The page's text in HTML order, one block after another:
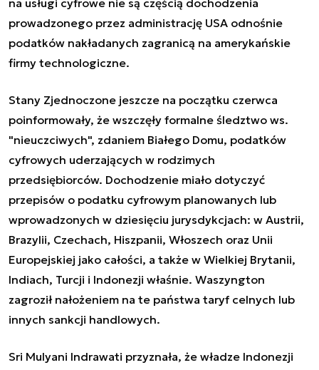
prowadzonego przez administrację USA odnośnie
podatków nakładanych zagranicą na amerykańskie
firmy technologiczne.
Stany Zjednoczone jeszcze na początku czerwca
poinformowały, że wszczęły formalne śledztwo ws.
"nieuczciwych", zdaniem Białego Domu, podatków
cyfrowych uderzających w rodzimych
przedsiębiorców. Dochodzenie miało dotyczyć
przepisów o podatku cyfrowym planowanych lub
wprowadzonych w dziesięciu jurysdykcjach: w Austrii,
Brazylii, Czechach, Hiszpanii, Włoszech oraz Unii
Europejskiej jako całości, a także w Wielkiej Brytanii,
Indiach, Turcji i Indonezji właśnie. Waszyngton
zagroził nałożeniem na te państwa taryf celnych lub
innych sankcji handlowych.
Sri Mulyani Indrawati przyznała, że władze Indonezji